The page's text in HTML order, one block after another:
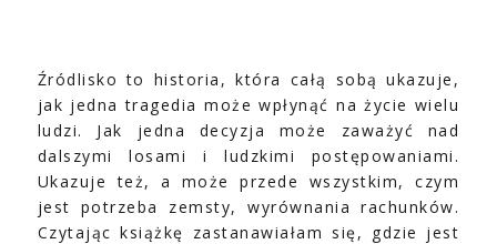
Źródlisko to historia, która całą sobą ukazuje,
jak jedna tragedia może wpłynąć na życie wielu
ludzi. Jak jedna decyzja może zaważyć nad
dalszymi losami i ludzkimi postępowaniami.
Ukazuje też, a może przede wszystkim, czym
jest potrzeba zemsty, wyrównania rachunków.
Czytając książkę zastanawiałam się, gdzie jest